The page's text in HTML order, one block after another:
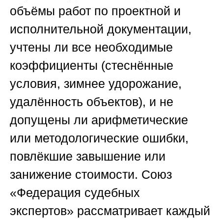
объёмы работ по проектной и
исполнительной документации,
учтены ли все необходимые
коэффициенты (стеснённые
условия, зимнее удорожание,
удалённость объектов), и не
допущены ли арифметические
или методологические ошибки,
повлёкшие завышение или
занижение стоимости. Союз
«Федерация судебных
экспертов» рассматривает каждый